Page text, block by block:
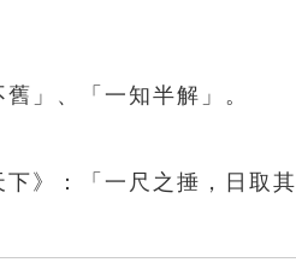
」、「一知半解」。
》：「一尺之捶，日取